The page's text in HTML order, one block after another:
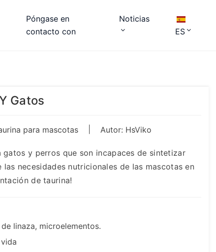
Póngase en
contacto con
Noticias
ES
Gatos
para mascotas Autor: HsViko
gatos y perros que son incapaces de sintetizar
necesidades nutricionales de las mascotas en
de taurina!
linaza, microelementos.